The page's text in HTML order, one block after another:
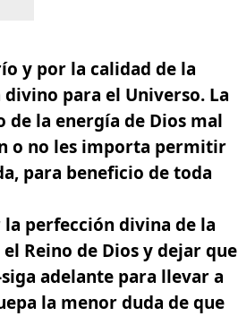
y por la calidad de la
para el Universo. La
de la energía de Dios mal
o no les importa permitir
para beneficio de toda
perfección divina de la
Reino de Dios y dejar que
adelante para llevar a
la menor duda de que